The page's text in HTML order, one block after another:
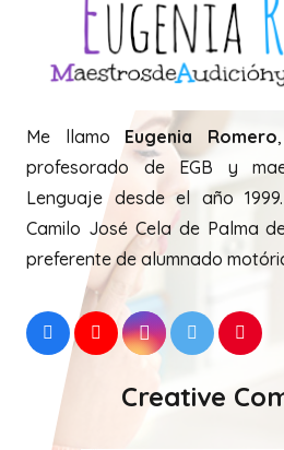
Me llamo Eugenia Romero
profesorado de EGB y
Lenguaje desde el año
Camilo José Cela de Palma
preferente de alumnado
Creative